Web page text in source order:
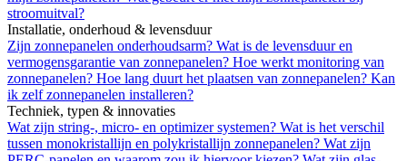
stroomuitval?
Installatie, onderhoud & levensduur
Zijn zonnepanelen onderhoudsarm? Wat is de levensduur en
vermogensgarantie van zonnepanelen? Hoe werkt monitoring van
zonnepanelen? Hoe lang duurt het plaatsen van zonnepanelen? Kan
ik zelf zonnepanelen installeren?
Techniek, typen & innovaties
Wat zijn string-, micro- en optimizer systemen? Wat is het verschil
tussen monokristallijn en polykristallijn zonnepanelen? Wat zijn